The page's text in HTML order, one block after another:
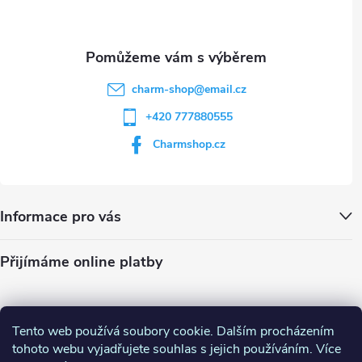
Tento web používá soubory cookie. Dalším procházením
tohoto webu vyjadřujete souhlas s jejich používáním. Více
charm-shop@email.cz
+420 777880555
Charmshop.cz
Informace pro vás
Přijímáme online platby